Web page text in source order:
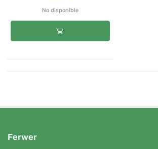
No disponible
Ferwer